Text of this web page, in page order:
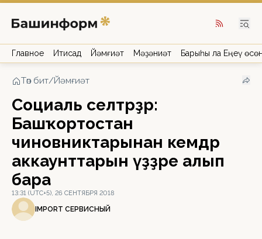
Главное Иҡтисад Йәмғиәт Мәҙәниәт Барыһы ла Еңеү
Төп бит/Йәмғиәт
Социаль селтәрҙәр:
Башҡортостан
чиновниктарынан кемдәр
аккаунттарын үҙҙәре алып
бара
13:31 (UTC+5), 26 СЕНТЯБРЯ 2018
IMPORT СЕРВИСНЫЙ